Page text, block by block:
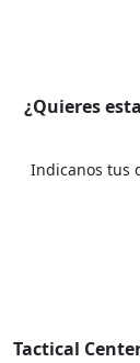
¿Quieres
Indicanos tus
Tactical